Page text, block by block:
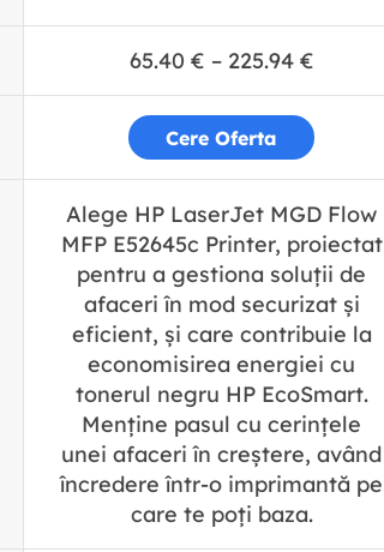
65.40 € – 225.94 €
Cere Oferta
Alege HP LaserJet MGD Flow
MFP E52645c Printer, proiectat
pentru a gestiona soluții de
afaceri în mod securizat și
eficient, și care contribuie la
economisirea energiei cu
tonerul negru HP EcoSmart.
Menține pasul cu cerințele
unei afaceri în creștere, având
încredere într-o imprimantă pe
care te poți baza.